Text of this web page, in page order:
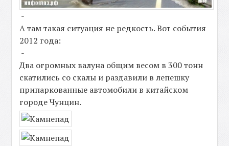
-
А там такая ситуация не редкость. Вот события
2012 года:
-
Два огромных валуна общим весом в 300 тонн
скатились со скалы и раздавили в лепешку
припаркованные автомобили в китайском
городе Чунцин.